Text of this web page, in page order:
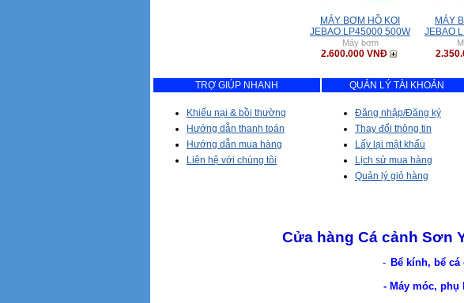
MÁY BƠM HỒ KOI
JEBAO LP45000 500W
Máy bơm
2.600.000 VNĐ
MÁY
JEBAO
TRỢ GIÚP NHANH QUẢN LÝ TÀI KHOẢN
Khiếu nại & bồi thường
Hướng dẫn thanh toán
Hướng dẫn mua hàng
Liên hệ với chúng tôi
Đăng nhập/Đăng ký
Thay đổi thông tin
Lấy lại mật khẩu
Lịch sử mua hàng
Quản lý giỏ hàng
Cửa hàng Cá cảnh Sơn
- Bể kính, bể
- Máy móc, phụ